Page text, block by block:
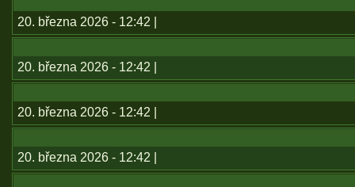
20. března 2026 - 12:42 |
20. března 2026 - 12:42 |
20. března 2026 - 12:42 |
20. března 2026 - 12:42 |